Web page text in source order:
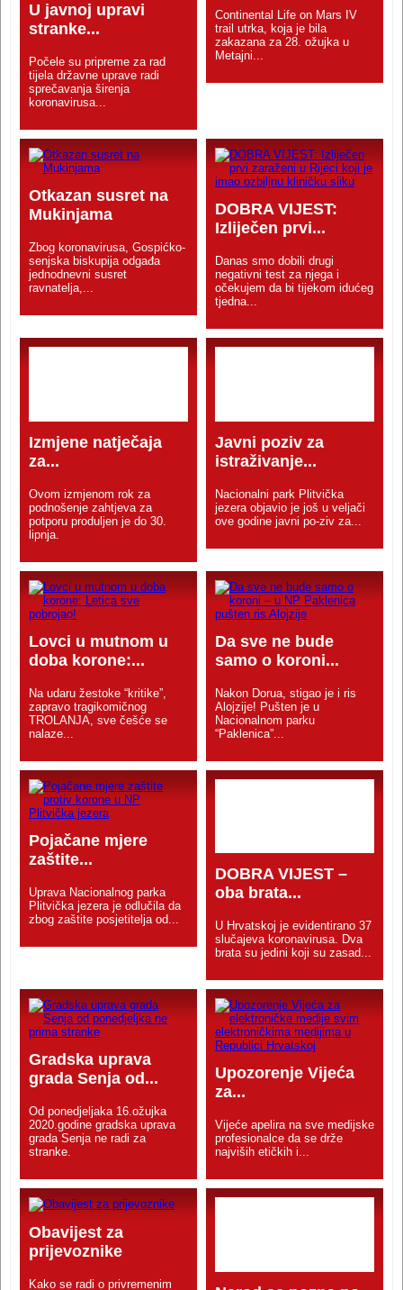
U javnoj upravi
stranke...
Počele su pripreme za rad
tijela državne uprave radi
sprečavanja širenja
koronavirusa...
Continental Life on Mars IV
trail utrka, koja je bila
zakazana za 28. ožujka u
Metajni...
Otkazan susret na
Mukinjama
Zbog koronavirusa, Gospićko-
senjska biskupija odgađa
jednodnevni susret
ravnatelja,...
DOBRA VIJEST:
Izliječen prvi...
Danas smo dobili drugi
negativni test za njega i
očekujem da bi tijekom idućeg
tjedna...
Izmjene natječaja
za...
Ovom izmjenom rok za
podnošenje zahtjeva za
potporu produljen je do 30.
lipnja.
Javni poziv za
istraživanje...
Nacionalni park Plitvička
jezera objavio je još u veljači
ove godine javni po-ziv za...
Lovci u mutnom u
doba korone:...
Na udaru žestoke “kritike”,
zapravo tragikomičnog
TROLANJA, sve češće se
nalaze...
Da sve ne bude
samo o koroni...
Nakon Dorua, stigao je i ris
Alojzije! Pušten je u
Nacionalnom parku
“Paklenica”...
Pojačane mjere
zaštite...
Uprava Nacionalnog parka
Plitvička jezera je odlučila da
zbog zaštite posjetitelja od...
DOBRA VIJEST –
oba brata...
U Hrvatskoj je evidentirano 37
slučajeva koronavirusa. Dva
brata su jedini koji su zasad...
Gradska uprava
grada Senja od...
Od ponedjeljaka 16.ožujka
2020.godine gradska uprava
grada Senja ne radi za
stranke.
Upozorenje Vijeća
za...
Vijeće apelira na sve medijske
profesionalce da se drže
najviših etičkih i...
Obavijest za
prijevoznike
Kako se radi o privremenim